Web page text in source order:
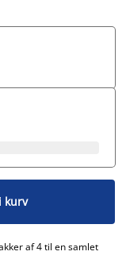
kurv
af 4 til en samlet